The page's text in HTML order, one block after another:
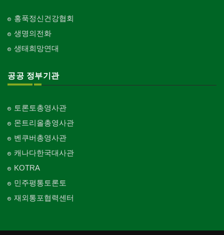
홍푹정신건강협회
생명의전화
생태희망연대
공공 정부기관
토론토총영사관
몬트리올총영사관
벤쿠버총영사관
캐나다한국대사관
KOTRA
민주평통토론토
재외통포협력센터